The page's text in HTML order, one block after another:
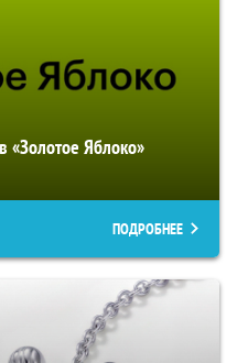
«Золотое Яблоко»
ПОДРОБНЕЕ